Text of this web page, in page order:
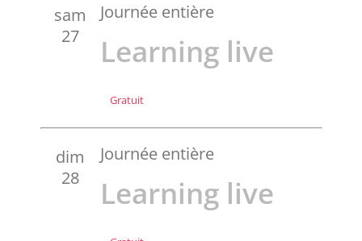
sam
27
Journée entière
Learning live
Gratuit
dim
28
Journée entière
Learning live